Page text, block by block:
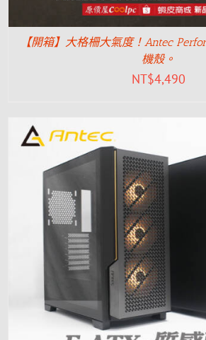
【開箱】大格柵大氣度！Antec
機殼。
NT$4,490